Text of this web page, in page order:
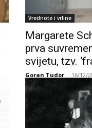
Vrednote i vrline
Margarete
prva
svijetu, tzv.
Goran Tudor - 16/12/